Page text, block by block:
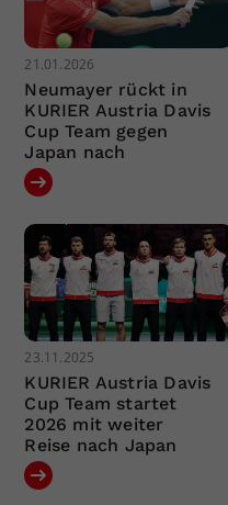
21.01.2026
Neumayer rückt in
KURIER Austria Davis
Cup Team gegen
Japan nach
23.11.2025
KURIER Austria Davis
Cup Team startet
2026 mit weiter
Reise nach Japan